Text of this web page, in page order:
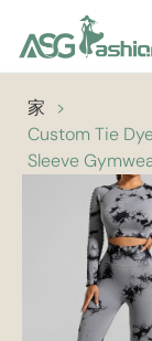
家 >
Custom Tie
Sleeve